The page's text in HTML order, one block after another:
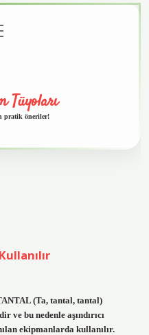
Tüyoları
pratik öneriler!
(Ta, tantal, tantal)
ve bu nedenle aşındırıcı
ekipmanlarda kullanılır.